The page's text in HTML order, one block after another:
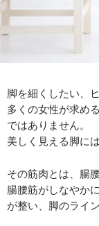
脚を細くしたい、
多くの女性が求め
ではありません。
美しく見える脚に
その筋肉とは、腸
腸腰筋がしなやか
が整い、脚のライ